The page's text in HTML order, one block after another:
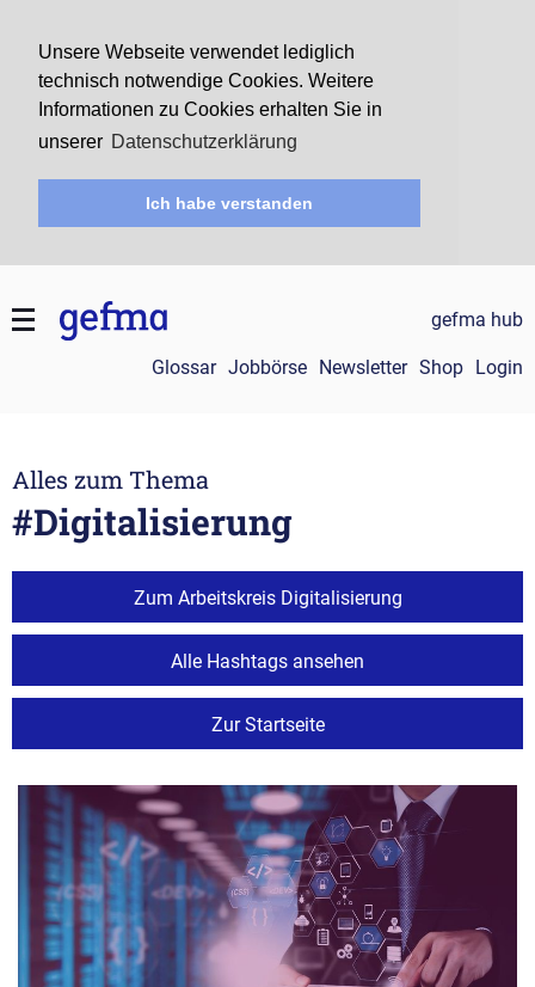
Unsere Webseite verwendet lediglich
technisch notwendige Cookies. Weitere
Informationen zu Cookies erhalten Sie in
unserer Datenschutzerklärung
Ich habe verstanden
gefma hub
Glossar Jobbörse Newsletter Shop Login
Alles zum Thema
#Digitalisierung
Zum Arbeitskreis Digitalisierung
Alle Hashtags ansehen
Zur Startseite